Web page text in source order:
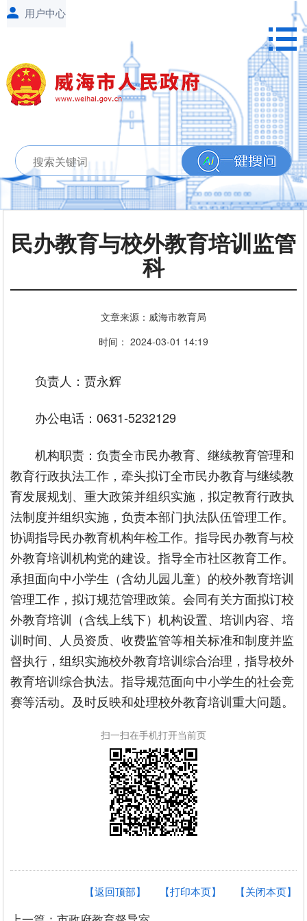
民办教育与校外教育培训监管
科
文章来源：威海市教育局
时间： 2024-03-01 14:19
负责人：贾永辉
办公电话：0631-5232129
机构职责：负责全市民办教育、继续教育管理和
教育行政执法工作，牵头拟订全市民办教育与继续教
育发展规划、重大政策并组织实施，拟定教育行政执
法制度并组织实施，负责本部门执法队伍管理工作。
协调指导民办教育机构年检工作。指导民办教育与校
外教育培训机构党的建设。指导全市社区教育工作。
承担面向中小学生（含幼儿园儿童）的校外教育培训
管理工作，拟订规范管理政策。会同有关方面拟订校
外教育培训（含线上线下）机构设置、培训内容、培
训时间、人员资质、收费监管等相关标准和制度并监
督执行，组织实施校外教育培训综合治理，指导校外
教育培训综合执法。指导规范面向中小学生的社会竞
赛等活动。及时反映和处理校外教育培训重大问题。
扫一扫在手机打开当前页
【关闭本页】
【打印本页】
【返回顶部】